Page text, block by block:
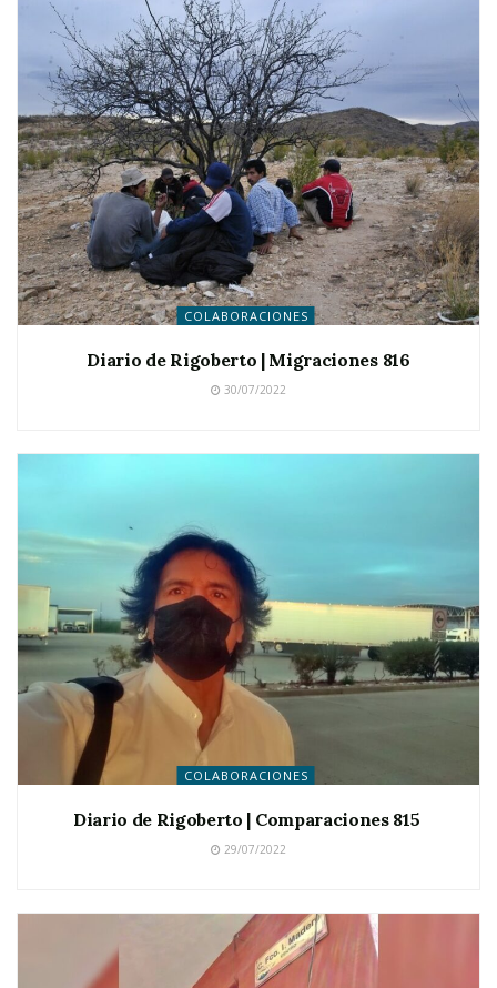
COLABORACIONES
Diario de Rigoberto | Migraciones 816
30/07/2022
COLABORACIONES
Diario de Rigoberto | Comparaciones 815
29/07/2022